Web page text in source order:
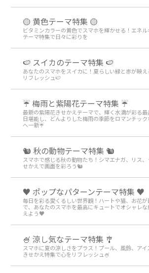
🟡 黄色テーマ特集 🟡
ビタミンカラーの黄色でスマホを輝かせる！エネ
テーマ特集で日々に彩りを
🍉 スイカのテーマ特集 🍉
あなたのスマホをスイカに！夏らしい緑と赤が映
リフレッシュ🍉
☔ 梅雨と紫陽花テーマ特集 ☔
最新の紫陽花きせかえテーマで、輝く水滴が彩る
日堪能し、どんよりした梅雨の季節をロマンチッ
へ一新☔
🐿️ 秋の動物テーマ特集 🐿️
スマホで感じる秋の動物たち！シマエナガ、リス
せかえで画面を彩ろう🐿️
♥️ ポップなパターンテーマ特集 ♥️
毎日を彩る愛くるしい世界観！ハートや猫、お花
で、あなたのスマホを最高にキュートでオシャレ
えよう♥️
🍧 涼し気なテーマ特集 🎐
スマホに夏の涼しさをプラス！プール、風鈴、ア
きせかえ特集で心をリフレッシュ🍧